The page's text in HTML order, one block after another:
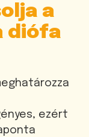
a
diófa
ezért